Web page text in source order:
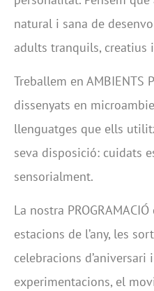
natural i sana de
adults tranquils, creatius
Treballem en AMBIENTS
dissenyats en
llenguatges que ells
seva disposició: cuidats
sensorialment.
La nostra
estacions de l’any, les
celebracions d’aniversari
experimentacions, el